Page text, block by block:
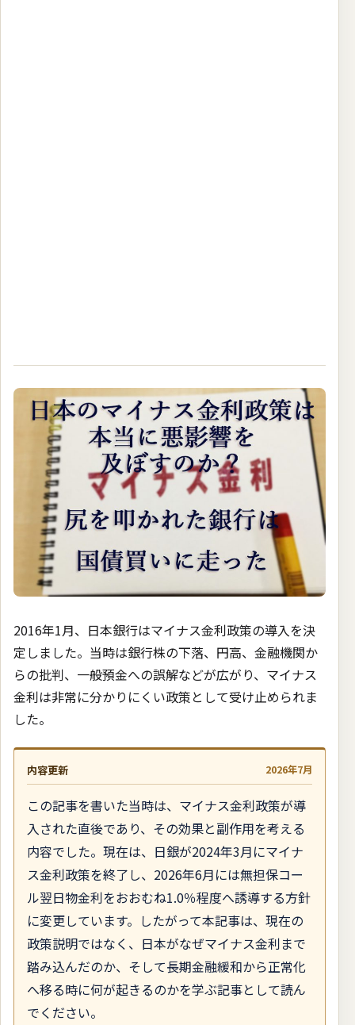
2016年1月、日本銀行はマイナス金利政策の導入を決
定しました。当時は銀行株の下落、円高、金融機関か
らの批判、一般預金への誤解などが広がり、マイナス
金利は非常に分かりにくい政策として受け止められま
した。
内容更新 2026年7月
この記事を書いた当時は、マイナス金利政策が導
入された直後であり、その効果と副作用を考える
内容でした。現在は、日銀が2024年3月にマイナ
ス金利政策を終了し、2026年6月には無担保コー
ル翌日物金利をおおむね1.0％程度へ誘導する方針
に変更しています。したがって本記事は、現在の
政策説明ではなく、日本がなぜマイナス金利まで
踏み込んだのか、そして長期金融緩和から正常化
へ移る時に何が起きるのかを学ぶ記事として読ん
でください。